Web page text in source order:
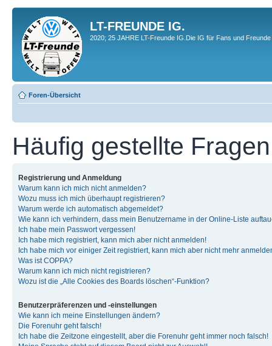
LT-FREUNDE IG.
2020; 25 JAHRE LT-Freunde IG.Die IG für Fans und
Foren-Übersicht
Häufig gestellte Fragen
Registrierung und Anmeldung
Warum kann ich mich nicht anmelden?
Wozu muss ich mich überhaupt registrieren?
Warum werde ich automatisch abgemeldet?
Wie kann ich verhindern, dass mein Benutzername in der Online-Liste
Ich habe mein Passwort vergessen!
Ich habe mich registriert, kann mich aber nicht anmelden!
Ich habe mich vor einiger Zeit registriert, kann mich aber nicht mehr
Was ist COPPA?
Warum kann ich mich nicht registrieren?
Wozu ist die „Alle Cookies des Boards löschen“-Funktion?
Benutzerpräferenzen und -einstellungen
Wie kann ich meine Einstellungen ändern?
Die Forenuhr geht falsch!
Ich habe die Zeitzone eingestellt, aber die Forenuhr geht immer noch falsch!